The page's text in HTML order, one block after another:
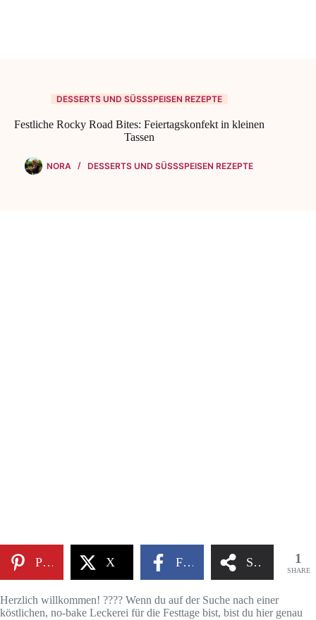
DESSERTS UND SÜSSSPEISEN REZEPTE
Festliche Rocky Road Bites: Feiertagskonfekt in kleinen
Tassen
NORA DESSERTS UND SÜSSSPEISEN REZEPTE
Pinterest X Facebook Share 1
SHARE
Herzlich willkommen! ???? Wenn du auf der Suche nach einer
köstlichen, no-bake Leckerei für die Festtage bist, bist du hier genau